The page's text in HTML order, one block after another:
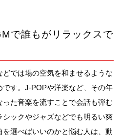
で誰もがリラックスで
では場の空気を和ませるような
す。J-POPや洋楽など、その年
た音楽を流すことで会話も弾む
ックやジャズなどでも明るい爽
選べばいいのかと悩む人は、動